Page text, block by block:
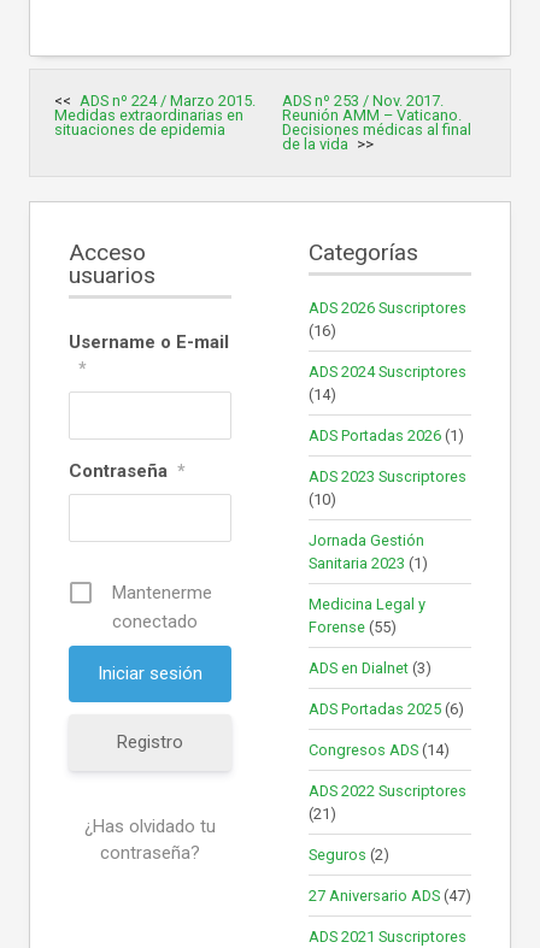
de
entradas
ADS nº 224 / Marzo 2015.
Medidas extraordinarias en
situaciones de epidemia
ADS nº 253 / Nov. 2017.
Reunión AMM – Vaticano.
Decisiones médicas al final
de la vida
Acceso
usuarios
Username o E-mail
*
Contraseña *
Mantenerme
conectado
Registro
¿Has olvidado tu
contraseña?
Categorías
ADS 2026 Suscriptores
(16)
ADS 2024 Suscriptores
(14)
ADS Portadas 2026 (1)
ADS 2023 Suscriptores
(10)
Jornada Gestión
Sanitaria 2023 (1)
Medicina Legal y
Forense (55)
ADS en Dialnet (3)
ADS Portadas 2025 (6)
Congresos ADS (14)
ADS 2022 Suscriptores
(21)
Seguros (2)
27 Aniversario ADS (47)
ADS 2021 Suscriptores